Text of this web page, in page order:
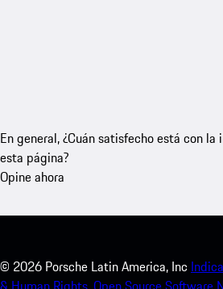
En general, ¿Cuán satisfecho está con
esta página?
Opine ahora
© 2026 Porsche Latin America, Inc